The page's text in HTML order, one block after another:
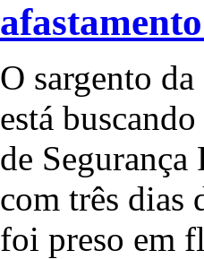
O sargento
está
de
com três dias
foi preso em